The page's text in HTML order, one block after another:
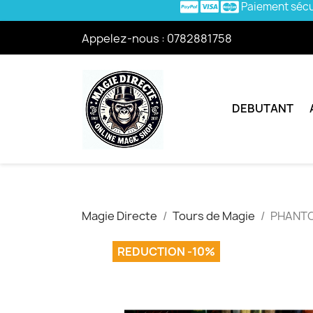
Paiement
Appelez-nous : 0782881758
DEBUTANT
Magie Directe Tours de Magie
REDUCTION -10%